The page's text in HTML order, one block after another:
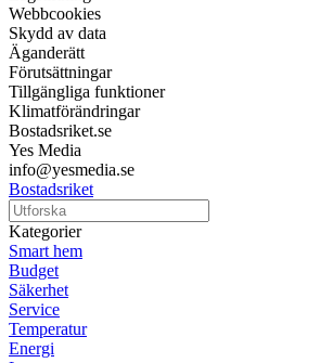
Webbcookies
Skydd av data
Äganderätt
Förutsättningar
Tillgängliga funktioner
Klimatförändringar
Bostadsriket.se
Yes Media
info@yesmedia.se
Bostadsriket
Kategorier
Smart hem
Budget
Säkerhet
Service
Temperatur
Energi